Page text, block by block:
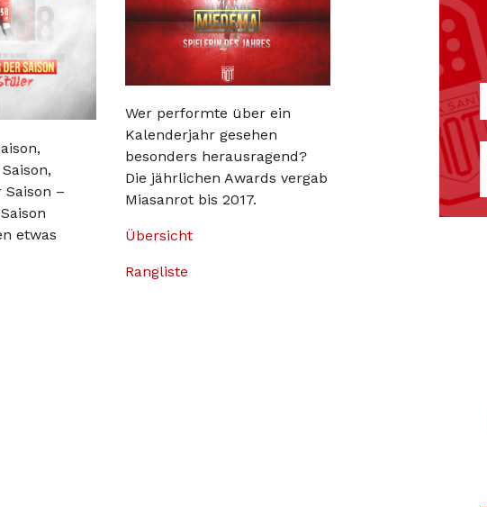
–
etwas
Wer performte über ein
Kalenderjahr gesehen
besonders herausragend?
Die jährlichen Awards vergab
Miasanrot bis 2017.
Übersicht
Rangliste